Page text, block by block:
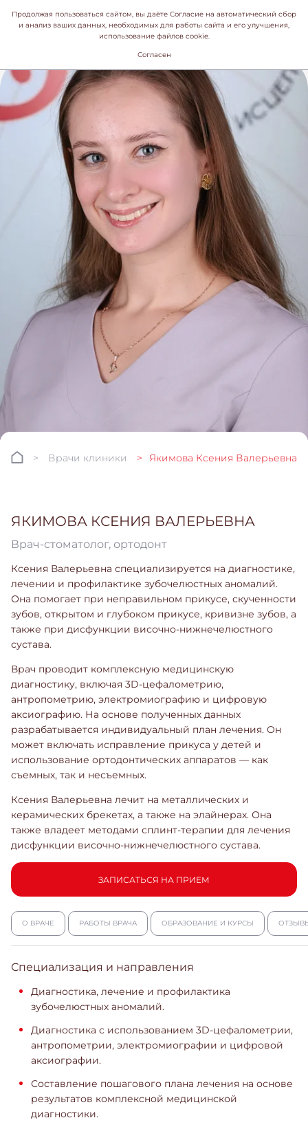
Врачи клиники Якимова Ксения Валерьевна
ЯКИМОВА КСЕНИЯ ВАЛЕРЬЕВНА
Врач-стоматолог, ортодонт
Ксения Валерьевна специализируется на диагностике,
лечении и профилактике зубочелюстных аномалий.
Она помогает при неправильном прикусе, скученности
зубов, открытом и глубоком прикусе, кривизне зубов, а
также при дисфункции височно-нижнечелюстного
сустава.
Врач проводит комплексную медицинскую
диагностику, включая 3D-цефалометрию,
антропометрию, электромиографию и цифровую
аксиографию. На основе полученных данных
разрабатывается индивидуальный план лечения. Он
может включать исправление прикуса у детей и
использование ортодонтических аппаратов — как
съемных, так и несъемных.
Ксения Валерьевна лечит на металлических и
керамических брекетах, а также на элайнерах. Она
также владеет методами сплинт-терапии для лечения
дисфункции височно-нижнечелюстного сустава.
ЗАПИСАТЬСЯ НА ПРИЕМ
О ВРАЧЕ РАБОТЫ ВРАЧА ОБРАЗОВАНИЕ И КУРСЫ
Специализация и направления
Диагностика, лечение и профилактика
зубочелюстных аномалий.
Диагностика с использованием 3D-цефалометрии,
антропометрии, электромиографии и цифровой
аксиографии.
Составление пошагового плана лечения на основе
результатов комплексной медицинской
диагностики.
Продолжая пользоваться сайтом, вы даёте Согласие на автоматический сбор
и анализ ваших данных, необходимых для работы сайта и его улучшения,
использование файлов cookie.
Согласен